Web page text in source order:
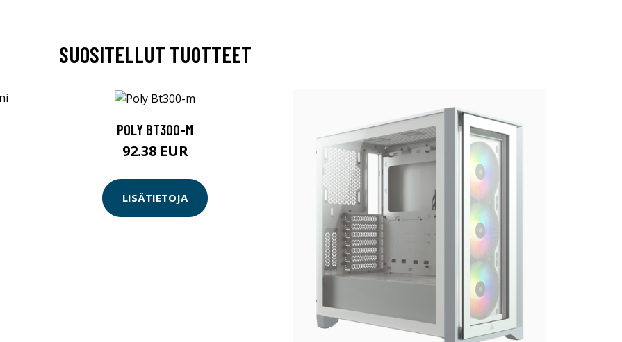
SUOSITELLUT TUOTTEET
POLY BT300-M
92.38 EUR
LISÄTIETOJA